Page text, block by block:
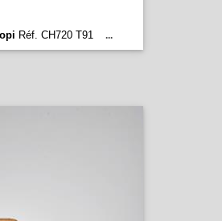
Réf. CH720 T91 ...